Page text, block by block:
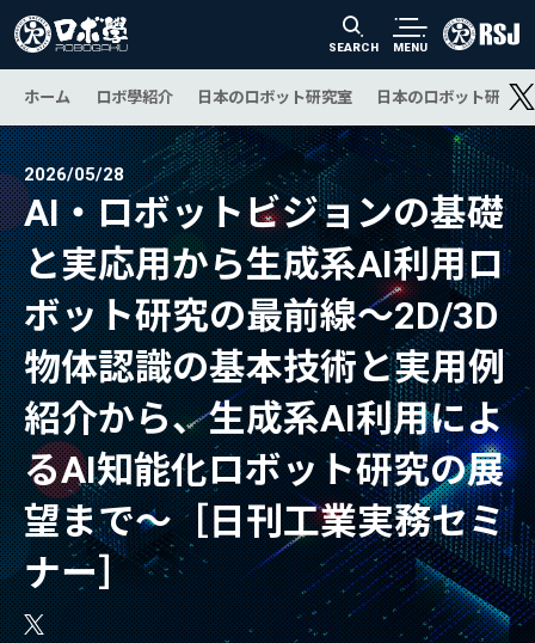
SEARCH MENU
ホーム ロボ學紹介 日本のロボット研究室 日本のロボット研究
2026/05/28
AI・ロボットビジョンの基礎
と実応用から生成系AI利用ロ
ボット研究の最前線～2D/3D
物体認識の基本技術と実用例
紹介から、生成系AI利用によ
るAI知能化ロボット研究の展
望まで～［日刊工業実務セミ
ナー］